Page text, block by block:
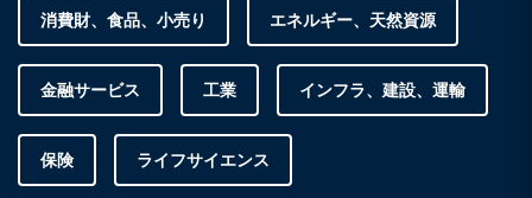
消費財、食品、小売り エネルギー、天然資源
金融サービス 工業 インフラ、建設、運輸
保険 ライフサイエンス